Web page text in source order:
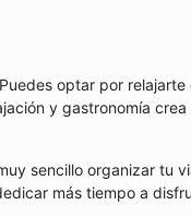
optar por
y gastronomía
sencillo organizar tu
más tiempo a